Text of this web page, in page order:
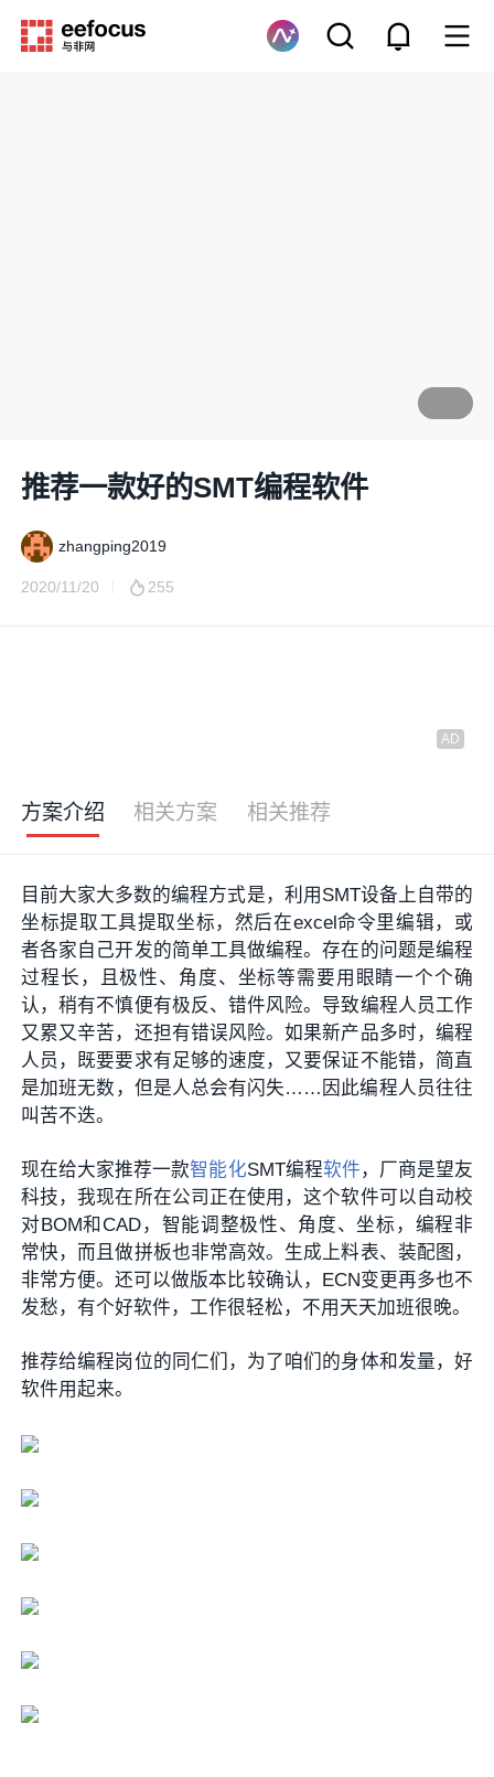
推荐一款好的SMT编程软件
zhangping2019
2020/11/20 255
方案介绍 相关方案 相关推荐
目前大家大多数的编程方式是，利用SMT设备上自带的
坐标提取工具提取坐标，然后在excel命令里编辑，或
者各家自己开发的简单工具做编程。存在的问题是编程
过程长，且极性、角度、坐标等需要用眼睛一个个确
认，稍有不慎便有极反、错件风险。导致编程人员工作
又累又辛苦，还担有错误风险。如果新产品多时，编程
人员，既要要求有足够的速度，又要保证不能错，简直
是加班无数，但是人总会有闪失……因此编程人员往往
叫苦不迭。
现在给大家推荐一款智能化SMT编程软件 ，厂商是望友
科技，我现在所在公司正在使用，这个软件可以自动校
对BOM和CAD，智能调整极性、角度、坐标，编程非
常快，而且做拼板也非常高效。生成上料表、装配图，
非常方便。还可以做版本比较确认，ECN变更再多也不
发愁，有个好软件，工作很轻松，不用天天加班很晚。
推荐给编程岗位的同仁们，为了咱们的身体和发量，好
软件用起来。